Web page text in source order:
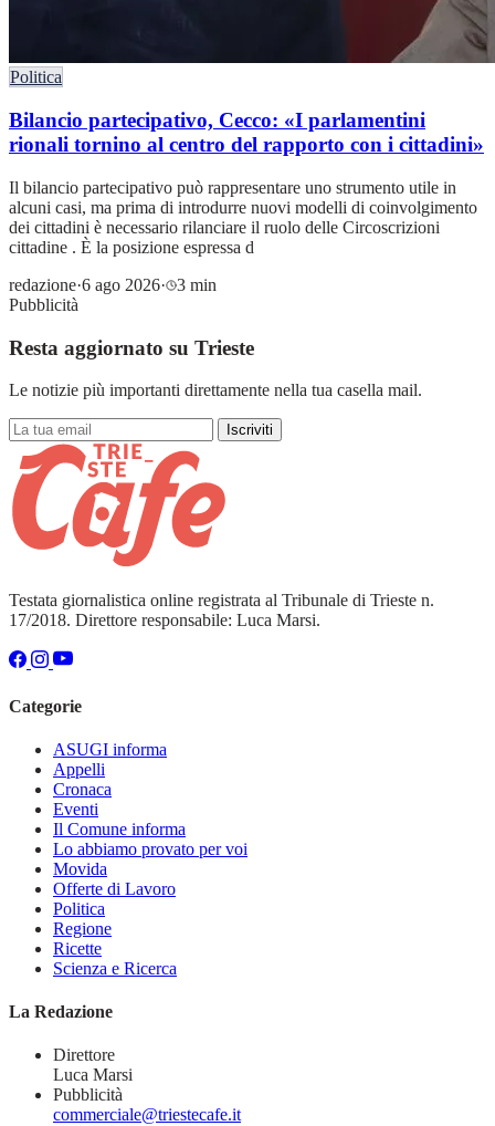
Politica
Bilancio partecipativo, Cecco: «I parlamentini
rionali tornino al centro del rapporto con i cittadini»
Il bilancio partecipativo può rappresentare uno strumento utile in
alcuni casi, ma prima di introdurre nuovi modelli di coinvolgimento
dei cittadini è necessario rilanciare il ruolo delle Circoscrizioni
cittadine . È la posizione espressa d
redazione·6 ago 2026·
3 min
Pubblicità
Resta aggiornato su Trieste
Le notizie più importanti direttamente nella tua casella mail.
Iscriviti
Testata giornalistica online registrata al Tribunale di Trieste n.
17/2018. Direttore responsabile: Luca Marsi.
Categorie
ASUGI informa
Appelli
Cronaca
Eventi
Il Comune informa
Lo abbiamo provato per voi
Movida
Offerte di Lavoro
Politica
Regione
Ricette
Scienza e Ricerca
La Redazione
Direttore
Luca Marsi
Pubblicità
commerciale@triestecafe.it